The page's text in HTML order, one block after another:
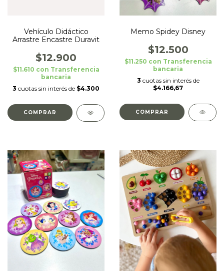
Vehículo Didáctico
Arrastre Encastre Duravit
$12.900
$11.610 con Transferencia
bancaria
3 cuotas sin interés de $4.300
Memo Spidey Disney
$12.500
$11.250 con Transferencia
bancaria
3 cuotas sin interés de
$4.166,67